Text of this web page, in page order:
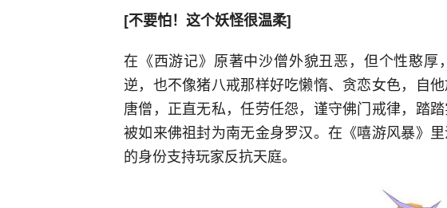
[不要怕！这个妖怪很温柔]
在《西游记》原著中沙僧外貌丑恶，但个性憨厚
逆，也不像猪八戒那样好吃懒惰、贪恋女色，自
唐僧，正直无私，任劳任怨，谨守佛门戒律，踏
被如来佛祖封为南无金身罗汉。在《嘻游风暴》
的身份支持玩家反抗天庭。